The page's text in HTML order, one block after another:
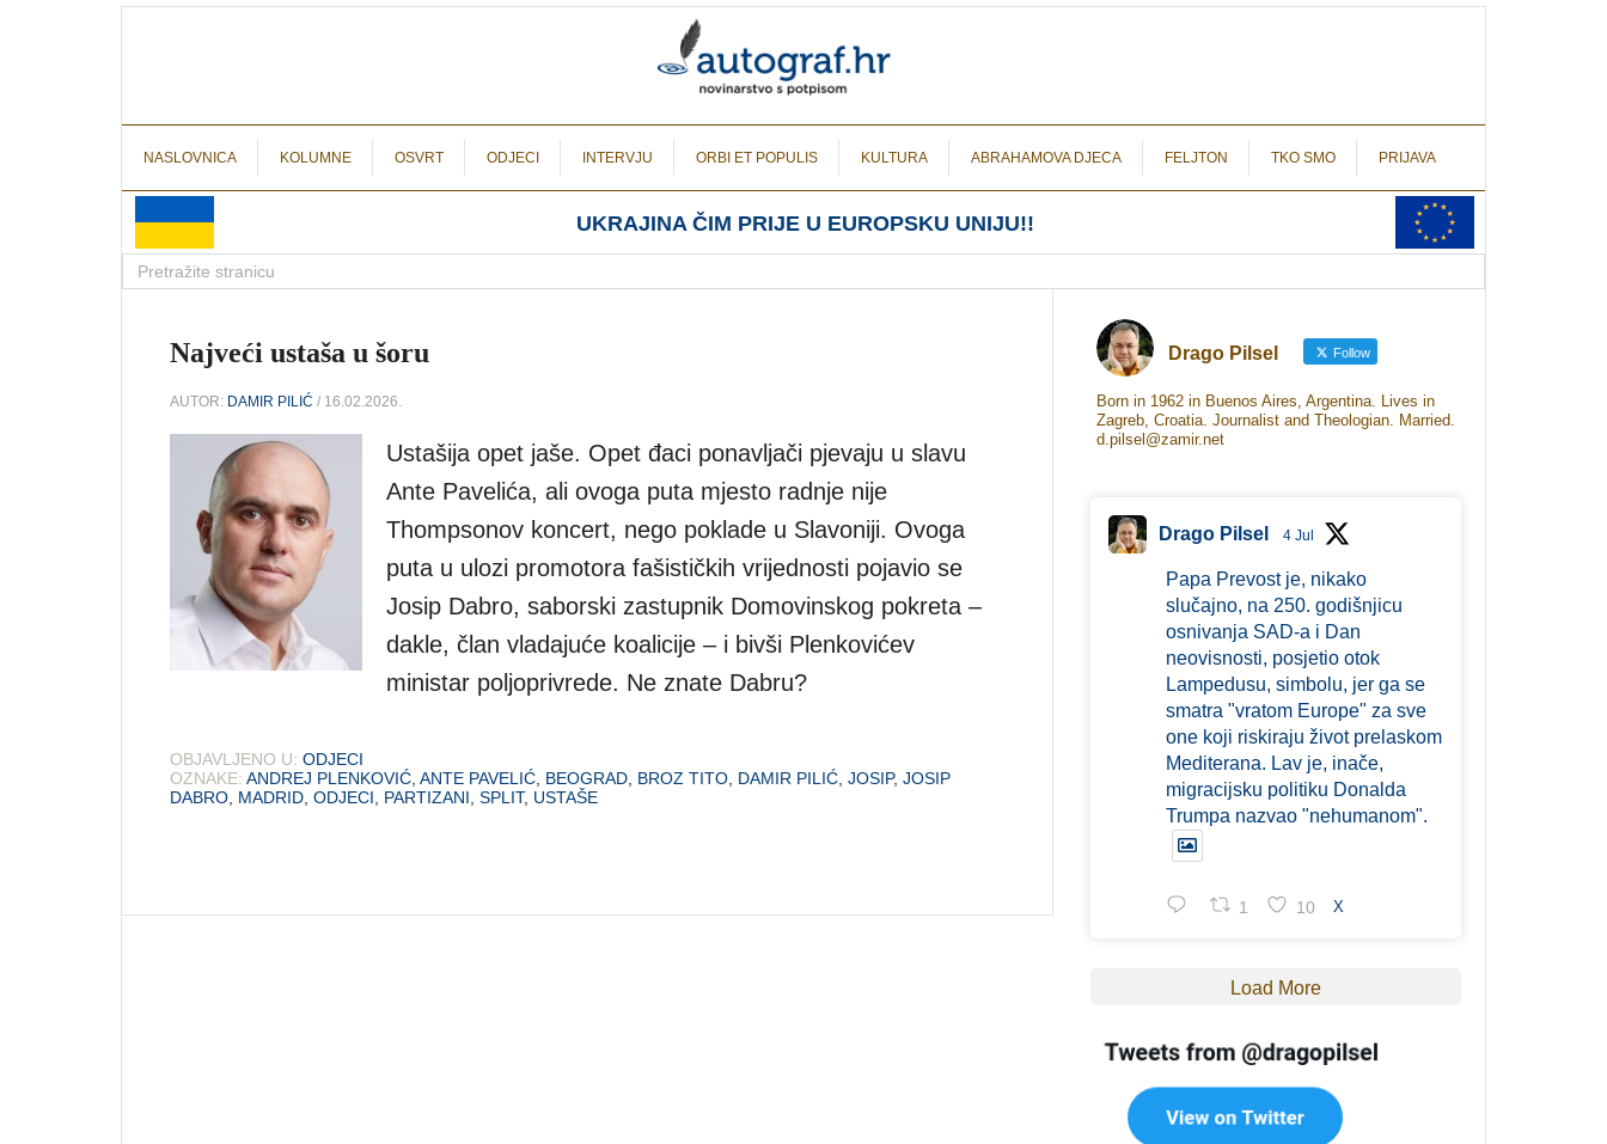
NASLOVNICA KOLUMNE OSVRT ODJECI INTERVJU ORBI ET POPULIS KULTURA ABRAHAMOVA DJECA FELJTON TKO SMO PRIJAVA
UKRAJINA ČIM PRIJE U EUROPSKU UNIJU!!
Najveći ustaša u šoru
AUTOR: DAMIR PILIĆ / 16.02.2026.
Ustašija opet jaše. Opet đaci ponavljači pjevaju u slavu
Ante Pavelića, ali ovoga puta mjesto radnje nije
Thompsonov koncert, nego poklade u Slavoniji. Ovoga
puta u ulozi promotora fašističkih vrijednosti pojavio se
Josip Dabro, saborski zastupnik Domovinskog pokreta –
dakle, član vladajuće koalicije – i bivši Plenkovićev
ministar poljoprivrede. Ne znate Dabru?
OBJAVLJENO U: ODJECI
OZNAKE: ANDREJ PLENKOVIĆ ANTE PAVELIĆ BEOGRAD BROZ TITO DAMIR PILIĆ JOSIP, JOSIP
DABRO MADRID ODJECI PARTIZANI SPLIT, USTAŠE
Drago Pilsel Follow
Born in 1962 in Buenos Aires, Argentina. Lives in
Zagreb, Croatia. Journalist and Theologian. Married.
d.pilsel@zamir.net
Drago Pilsel 4 Jul
Papa Prevost je, nikako
slučajno, na 250. godišnjicu
osnivanja SAD-a i Dan
neovisnosti, posjetio otok
Lampedusu, simbolu, jer ga se
smatra "vratom Europe" za sve
one koji riskiraju život prelaskom
Mediterana. Lav je, inače,
migracijsku politiku Donalda
Trumpa nazvao "nehumanom".
1 10 X
Load More